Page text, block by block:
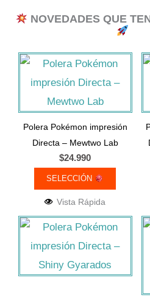
NOVEDADES QUE
Polera Pokémon impresión
Directa – Mewtwo Lab
$24.990
SELECCIÓN
Este
producto
tiene
Las
opciones
se
elegir
en
la
Vista Rápida
Este
producto
tiene